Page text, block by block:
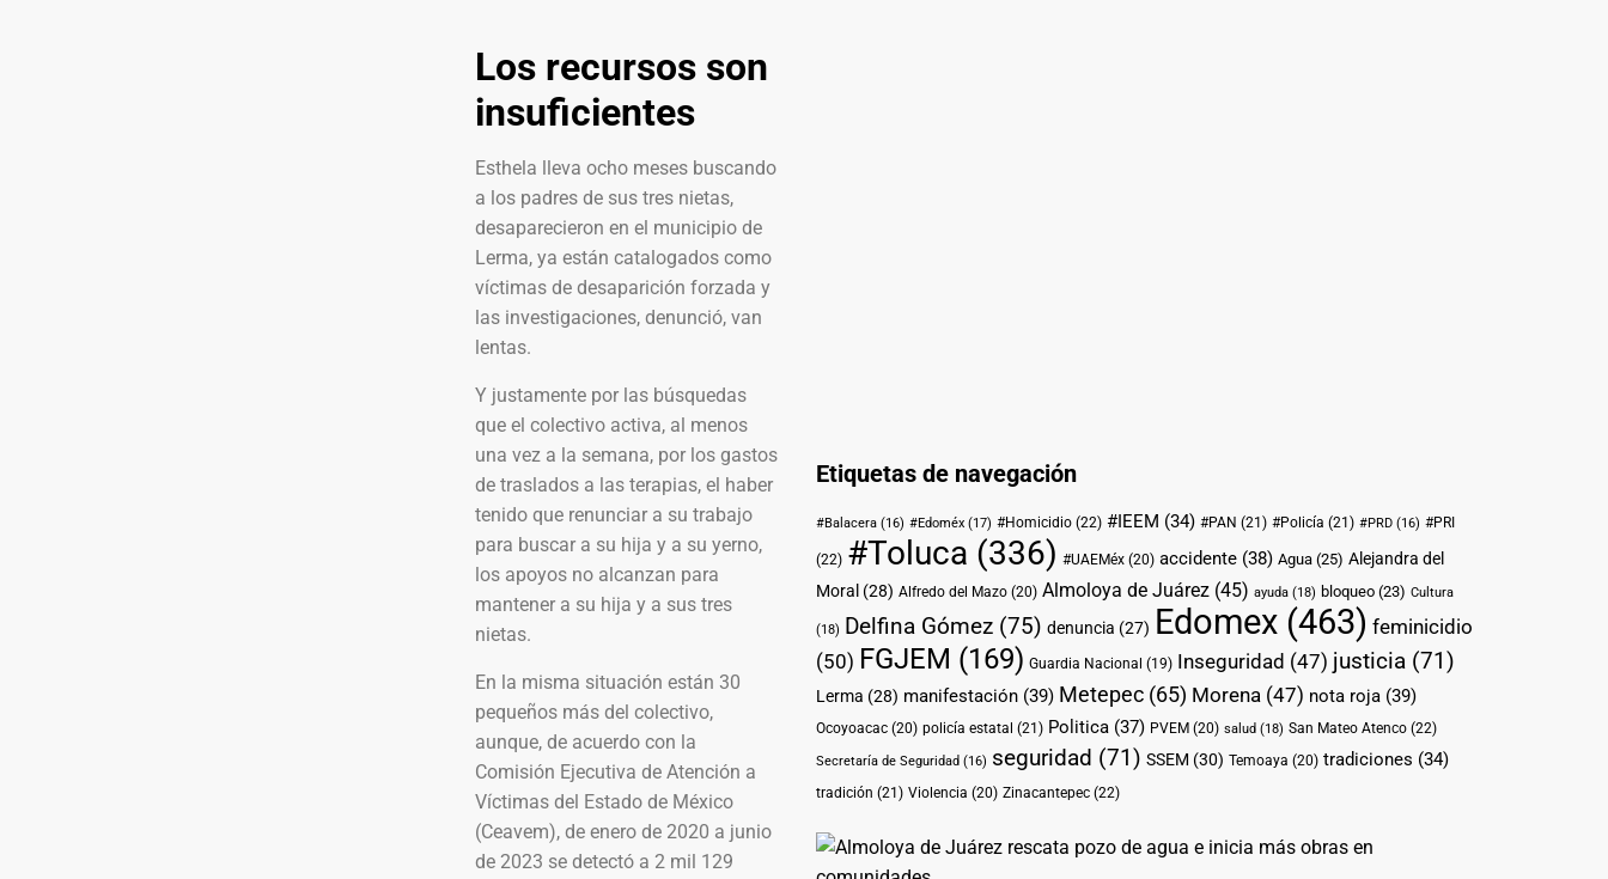
Los recursos son
insuficientes
Esthela lleva ocho meses buscando
a los padres de sus tres nietas,
desaparecieron en el municipio de
Lerma, ya están catalogados como
víctimas de desaparición forzada y
las investigaciones, denunció, van
lentas.
Y justamente por las búsquedas
que el colectivo activa, al menos
una vez a la semana, por los gastos
de traslados a las terapias, el haber
tenido que renunciar a su trabajo
para buscar a su hija y a su yerno,
los apoyos no alcanzan para
mantener a su hija y a sus tres
nietas.
En la misma situación están 30
pequeños más del colectivo,
aunque, de acuerdo con la
Comisión Ejecutiva de Atención a
Víctimas del Estado de México
(Ceavem), de enero de 2020 a junio
de 2023 se detectó a 2 mil 129
Etiquetas de navegación
#Balacera (16) #Edoméx (17) #Homicidio (22) #IEEM (34) #PAN (21) #Policía (21) #PRD (16) #PRI
(22) #Toluca (336) #UAEMéx (20) accidente (38) Agua (25) Alejandra del
Moral (28) Alfredo del Mazo (20) Almoloya de Juárez (45) ayuda (18) bloqueo (23) Cultura
(18) Delfina Gómez (75) denuncia (27) Edomex (463) feminicidio
(50) FGJEM (169) Guardia Nacional (19) Inseguridad (47) justicia (71)
Lerma (28) manifestación (39) Metepec (65) Morena (47) nota roja (39)
Ocoyoacac (20) policía estatal (21) Politica (37) PVEM (20) salud (18) San Mateo Atenco (22)
Secretaría de Seguridad (16) seguridad (71) SSEM (30) Temoaya (20) tradiciones (34)
tradición (21) Violencia (20) Zinacantepec (22)